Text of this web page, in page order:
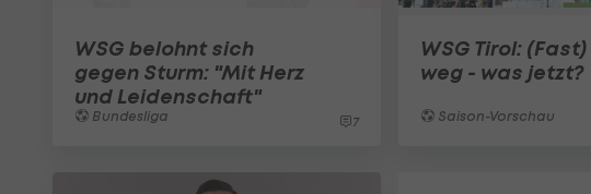
WSG belohnt sich
gegen Sturm: "Mit Herz
und Leidenschaft"
Bundesliga 7
WSG Tirol:
weg - was jetzt?
Saison-Vorschau